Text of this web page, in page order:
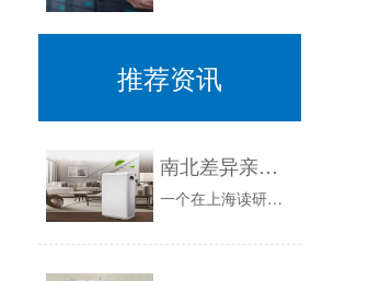
推荐资讯
南北差异亲体验：更讨厌北方的干燥，还是南方的潮湿
一个在上海读研的北方同学说非常不喜欢上海的天气，因为很潮湿，衣服容易霉，有时候两三周都晾不干，东西也很容易受潮发霉。而作为一个在北京待了五年...